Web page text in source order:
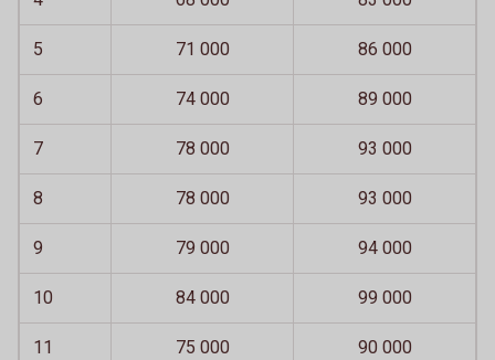
5 71 000 86 000
6 74 000 89 000
7 78 000 93 000
8 78 000 93 000
9 79 000 94 000
10 84 000 99 000
11 75 000 90 000